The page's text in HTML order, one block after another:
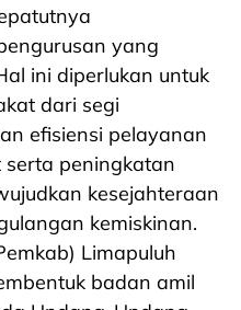
yang
ini diperlukan untuk
dari segi
efisiensi pelayanan
peningkatan
kesejahteraan
kemiskinan.
Limapuluh
badan amil